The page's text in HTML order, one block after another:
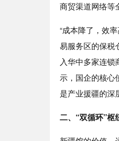
商贸渠道网络等
“成本降了，效
易服务区的保税
入华中多家连锁
示，国企的核心
是产业援疆的深
二、“双循环”枢